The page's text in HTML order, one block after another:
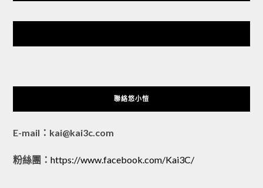
聯絡悠小愷
E-mail：kai@kai3c.com
粉絲團： https://www.facebook.com/Kai3C/